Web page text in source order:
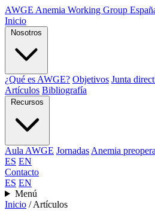
AWGE Anemia Working Group
Inicio
Nosotros
¿Qué es AWGE? Objetivos Junta
Artículos Bibliografía
Recursos
Aula AWGE Jornadas Anemia
ES EN
Contacto
ES EN
Menú
Inicio / Artículos